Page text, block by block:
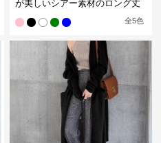
が美しいシアー素材のロング丈
全5色